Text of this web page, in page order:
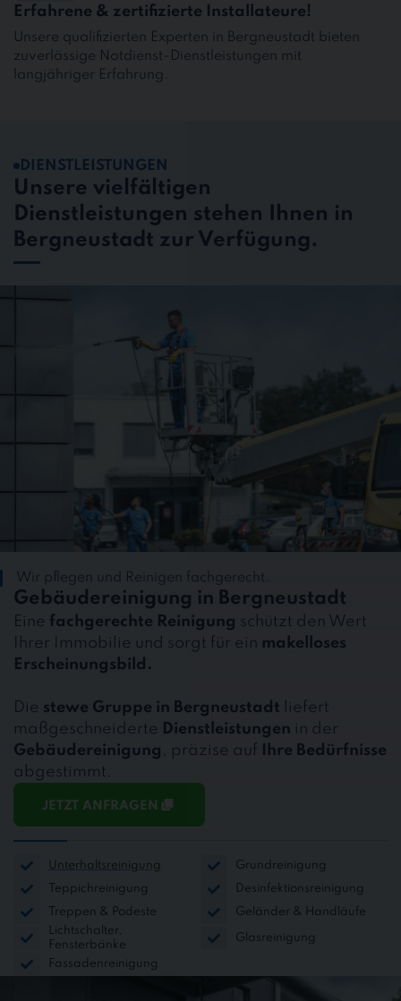
Erfahrene & zertifizierte Installateure!
Unsere qualifizierten Experten in Bergneustadt bieten
zuverlässige Notdienst-Dienstleistungen mit
langjähriger Erfahrung.
DIENSTLEISTUNGEN
Unsere vielfältigen
Dienstleistungen stehen Ihnen in
Bergneustadt zur Verfügung.
Gebäudereinigung in Bergneustadt
Eine fachgerechte Reinigung schützt den Wert
Ihrer Immobilie und sorgt für ein makelloses
Erscheinungsbild.
Die stewe Gruppe in Bergneustadt
liefert
maßgeschneiderte
Dienstleistungen in der
Gebäudereinigung , präzise auf
Ihre Bedürfnisse
abgestimmt.
JETZT ANFRAGEN
Unterhaltsreinigung
Grundreinigung
Teppichreinigung
Desinfektionsreinigung
Treppen & Podeste
Geländer & Handläufe
Lichtschalter,
Fensterbänke
Glasreinigung
Fassadenreinigung
Wir pflegen und Reinigen fachgerecht.